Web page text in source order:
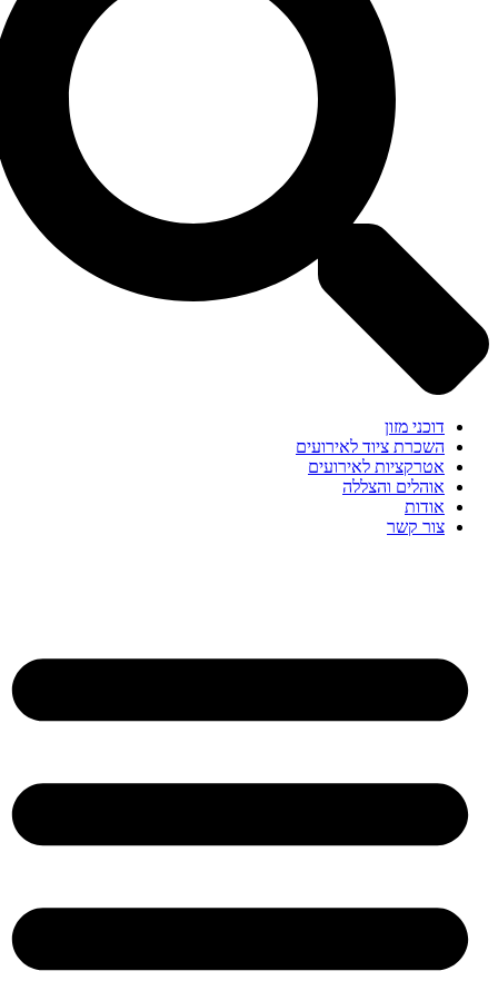
דוכני מזון
השכרת ציוד לאירועים
אטרקציות לאירועים
אוהלים והצללה
אודות
צור קשר